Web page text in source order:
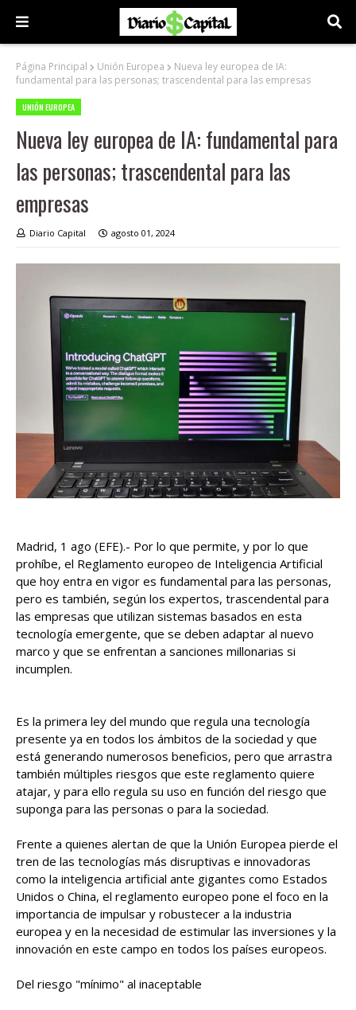
Página Principal Unión Europea
Nueva ley europea de IA:
fundamental para las personas; trascendental para las empresas
UNIÓN EUROPEA
Nueva ley europea de IA: fundamental para
las personas; trascendental para las
empresas
Diario Capital agosto 01, 2024
Madrid, 1 ago (EFE).- Por lo que permite, y por lo que
prohíbe, el Reglamento europeo de Inteligencia Artificial
que hoy entra en vigor es fundamental para las personas,
pero es también, según los expertos, trascendental para
las empresas que utilizan sistemas basados en esta
tecnología emergente, que se deben adaptar al nuevo
marco y que se enfrentan a sanciones millonarias si
incumplen.
Es la primera ley del mundo que regula una tecnología
presente ya en todos los ámbitos de la sociedad y que
está generando numerosos beneficios, pero que arrastra
también múltiples riesgos que este reglamento quiere
atajar, y para ello regula su uso en función del riesgo que
suponga para las personas o para la sociedad.
Frente a quienes alertan de que la Unión Europea pierde el
tren de las tecnologías más disruptivas e innovadoras
como la inteligencia artificial ante gigantes como Estados
Unidos o China, el reglamento europeo pone el foco en la
importancia de impulsar y robustecer a la industria
europea y en la necesidad de estimular las inversiones y la
innovación en este campo en todos los países europeos.
Del riesgo "mínimo" al inaceptable